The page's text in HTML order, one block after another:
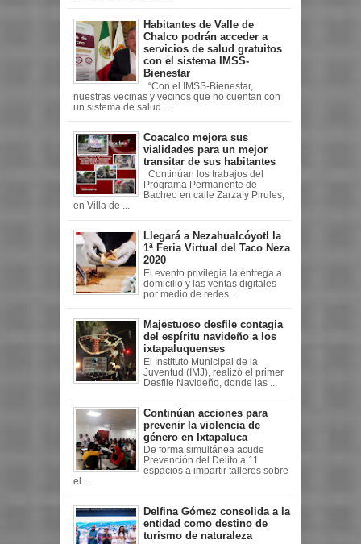
Habitantes de Valle de
Chalco podrán acceder a
servicios de salud gratuitos
con el sistema IMSS-
Bienestar
“Con el IMSS-Bienestar,
nuestras vecinas y vecinos que no cuentan con
un sistema de salud ...
Coacalco mejora sus
vialidades para un mejor
transitar de sus habitantes
Continúan los trabajos del
Programa Permanente de
Bacheo en calle Zarza y Pirules,
en Villa de ...
Llegará a Nezahualcóyotl la
1ª Feria Virtual del Taco Neza
2020
El evento privilegia la entrega a
domicilio y las ventas digitales
por medio de redes ...
Majestuoso desfile contagia
del espíritu navideño a los
ixtapaluquenses
El Instituto Municipal de la
Juventud (IMJ), realizó el primer
Desfile Navideño, donde las ...
Continúan acciones para
prevenir la violencia de
género en Ixtapaluca
De forma simultánea acude
Prevención del Delito a 11
espacios a impartir talleres sobre
el ...
Delfina Gómez consolida a la
entidad como destino de
turismo de naturaleza